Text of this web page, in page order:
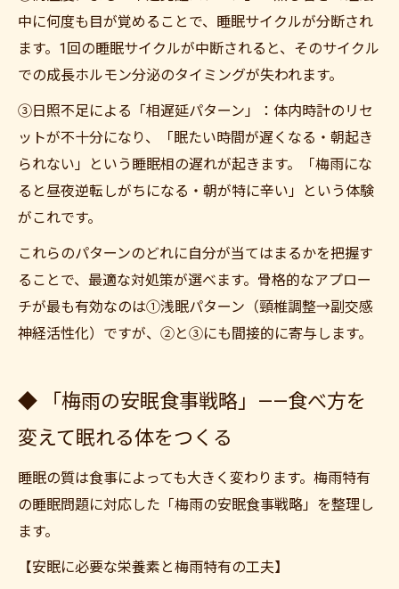
中に何度も目が覚めることで、睡眠サイクルが分断され
ます。1回の睡眠サイクルが中断されると、そのサイクル
での成長ホルモン分泌のタイミングが失われます。
③日照不足による「相遅延パターン」：体内時計のリセ
ットが不十分になり、「眠たい時間が遅くなる・朝起き
られない」という睡眠相の遅れが起きます。「梅雨にな
ると昼夜逆転しがちになる・朝が特に辛い」という体験
がこれです。
これらのパターンのどれに自分が当てはまるかを把握す
ることで、最適な対処策が選べます。骨格的なアプロー
チが最も有効なのは①浅眠パターン（頸椎調整→副交感
神経活性化）ですが、②と③にも間接的に寄与します。
◆ 「梅雨の安眠食事戦略」——食べ方を
変えて眠れる体をつくる
睡眠の質は食事によっても大きく変わります。梅雨特有
の睡眠問題に対応した「梅雨の安眠食事戦略」を整理し
ます。
【安眠に必要な栄養素と梅雨特有の工夫】